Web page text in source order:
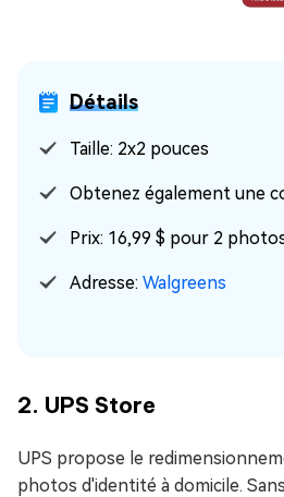
Détails
Taille: 2x2 pouces
Obtenez également une
Prix: 16,99 $ pour 2
Adresse: Walgreens
2. UPS Store
UPS propose le
photos d'identité à domicile.